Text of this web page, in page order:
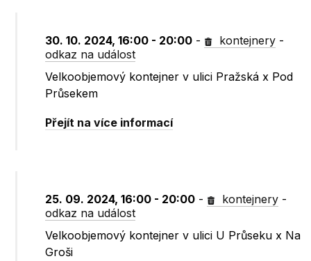
30. 10. 2024, 16:00 - 20:00 - kontejnery -
odkaz na událost
Velkoobjemový kontejner v ulici Pražská x Pod
Průsekem
Přejít na více informací
25. 09. 2024, 16:00 - 20:00 - kontejnery -
odkaz na událost
Velkoobjemový kontejner v ulici U Průseku x Na
Groši